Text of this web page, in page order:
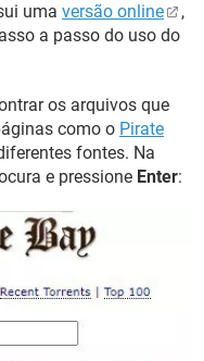
uma versão online
,
a passo do uso do
os arquivos que
como o Pirate
fontes. Na
e pressione Enter: